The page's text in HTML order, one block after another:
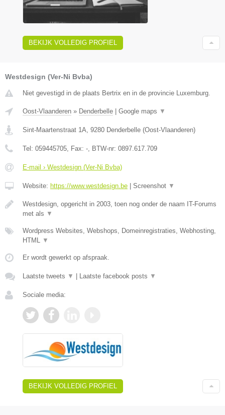
BEKIJK VOLLEDIG PROFIEL
Westdesign (Ver-Ni Bvba)
Niet gevestigd in de plaats Bertrix en in de provincie Luxemburg.
Oost-Vlaanderen » Denderbelle Google maps ▼
Sint-Maartenstraat 1A, 9280 Denderbelle (Oost-Vlaanderen)
Tel: 059445705, Fax: -, BTW-nr: 0897.617.709
E-mail › Westdesign (Ver-Ni Bvba)
Website: https://www.westdesign.be Screenshot ▼
Westdesign, opgericht in 2003, toen nog onder de naam IT-Forums
met als ▼
Wordpress Websites, Webshops, Domeinregistraties, Webhosting,
HTML ▼
Er wordt gewerkt op afspraak.
Laatste tweets ▼ Laatste facebook posts ▼
Sociale media:
BEKIJK VOLLEDIG PROFIEL